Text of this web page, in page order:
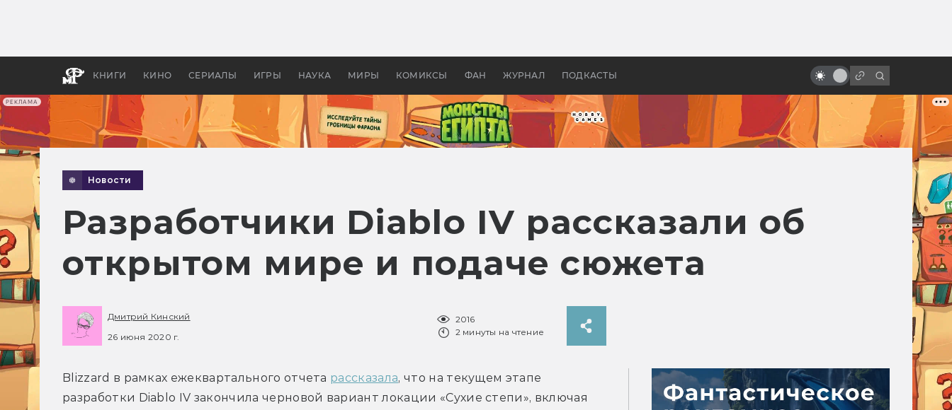
РЕКЛАМА
КНИГИ КИНО СЕРИАЛЫ ИГРЫ НАУКА МИРЫ КОМИКСЫ ФАН ЖУРНАЛ ПОДКАСТЫ
бы «Властелина колец»
Древней Грецией
великих режиссёров
Новости
Разработчики Diablo IV рассказали об
открытом мире и подаче сюжета
Дмитрий Кинский
26 июня 2020 г.
2016
2 минуты на чтение
Blizzard в рамках ежеквартального отчета рассказала, что на текущем этапе
разработки Diablo IV закончила черновой вариант локации «Сухие степи», включая